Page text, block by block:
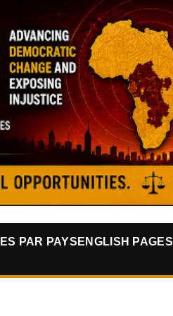
PAR PAYS ENGLISH PAGES